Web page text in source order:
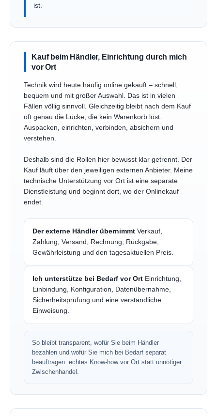
ist.
Kauf beim Händler, Einrichtung durch mich
vor Ort
Technik wird heute häufig online gekauft – schnell,
bequem und mit großer Auswahl. Das ist in vielen
Fällen völlig sinnvoll. Gleichzeitig bleibt nach dem Kauf
oft genau die Lücke, die kein Warenkorb löst:
Auspacken, einrichten, verbinden, absichern und
verstehen.
Deshalb sind die Rollen hier bewusst klar getrennt. Der
Kauf läuft über den jeweiligen externen Anbieter. Meine
technische Unterstützung vor Ort ist eine separate
Dienstleistung und beginnt dort, wo der Onlinekauf
endet.
Der externe Händler übernimmt Verkauf,
Zahlung, Versand, Rechnung, Rückgabe,
Gewährleistung und den tagesaktuellen Preis.
Ich unterstütze bei Bedarf vor Ort Einrichtung,
Einbindung, Konfiguration, Datenübernahme,
Sicherheitsprüfung und eine verständliche
Einweisung.
So bleibt transparent, wofür Sie beim Händler
bezahlen und wofür Sie mich bei Bedarf separat
beauftragen: echtes Know-how vor Ort statt unnötiger
Zwischenhandel.